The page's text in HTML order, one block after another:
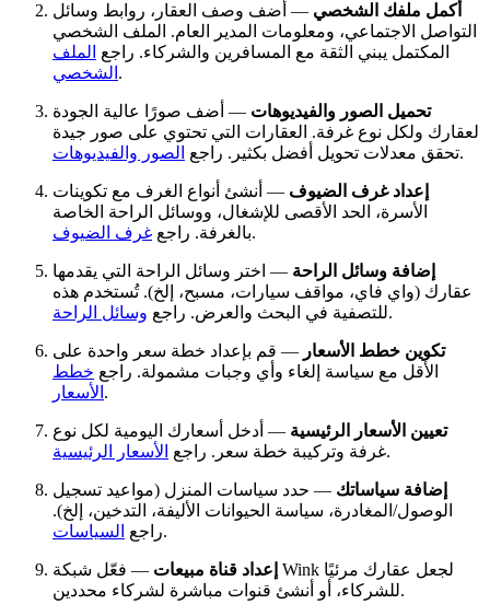
أكمل ملفك الشخصي — أضف وصف العقار، روابط وسائل
التواصل الاجتماعي، ومعلومات المدير العام. الملف الشخصي
المكتمل يبني الثقة مع المسافرين والشركاء. راجع الملف
الشخصي .
تحميل الصور والفيديوهات — أضف صورًا عالية الجودة
لعقارك ولكل نوع غرفة. العقارات التي تحتوي على صور جيدة
تحقق معدلات تحويل أفضل بكثير. راجع الصور والفيديوهات .
إعداد غرف الضيوف — أنشئ أنواع الغرف مع تكوينات
الأسرة، الحد الأقصى للإشغال، ووسائل الراحة الخاصة
بالغرفة. راجع غرف الضيوف .
إضافة وسائل الراحة — اختر وسائل الراحة التي يقدمها
عقارك (واي فاي، مواقف سيارات، مسبح، إلخ). تُستخدم هذه
للتصفية في البحث والعرض. راجع وسائل الراحة .
تكوين خطط الأسعار — قم بإعداد خطة سعر واحدة على
الأقل مع سياسة إلغاء وأي وجبات مشمولة. راجع خطط
الأسعار .
تعيين الأسعار الرئيسية — أدخل أسعارك اليومية لكل نوع
غرفة وتركيبة خطة سعر. راجع الأسعار الرئيسية .
إضافة سياساتك — حدد سياسات المنزل (مواعيد تسجيل
الوصول/المغادرة، سياسة الحيوانات الأليفة، التدخين، إلخ).
راجع السياسات .
إعداد قناة مبيعات — فعّل شبكة Wink لجعل عقارك مرئيًا
للشركاء، أو أنشئ قنوات مباشرة لشركاء محددين.